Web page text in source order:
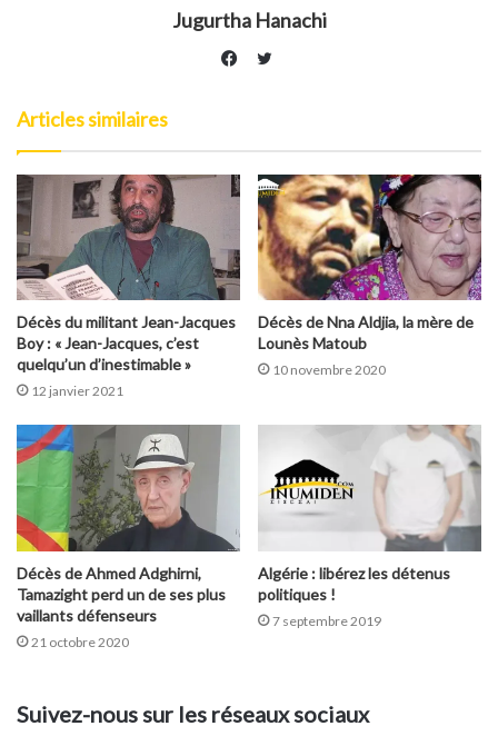
Jugurtha Hanachi
Twitter
Articles similaires
Décès du militant Jean-Jacques
Boy : « Jean-Jacques, c’est
quelqu’un d’inestimable »
12 janvier 2021
Décès de Nna Aldjia, la mère de
Lounès Matoub
10 novembre 2020
Décès de Ahmed Adghirni,
Tamazight perd un de ses plus
vaillants défenseurs
21 octobre 2020
Algérie : libérez les détenus
politiques !
7 septembre 2019
Suivez-nous sur les réseaux sociaux